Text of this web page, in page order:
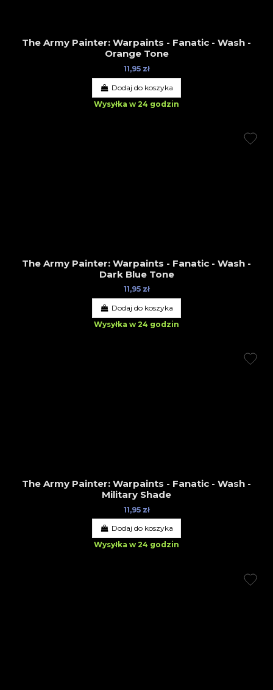
The Army Painter: Warpaints - Fanatic - Wash -
Orange Tone
11,95 zł
Dodaj do koszyka
Wysyłka w 24 godzin
The Army Painter: Warpaints - Fanatic - Wash -
Dark Blue Tone
11,95 zł
Dodaj do koszyka
Wysyłka w 24 godzin
The Army Painter: Warpaints - Fanatic - Wash -
Military Shade
11,95 zł
Dodaj do koszyka
Wysyłka w 24 godzin